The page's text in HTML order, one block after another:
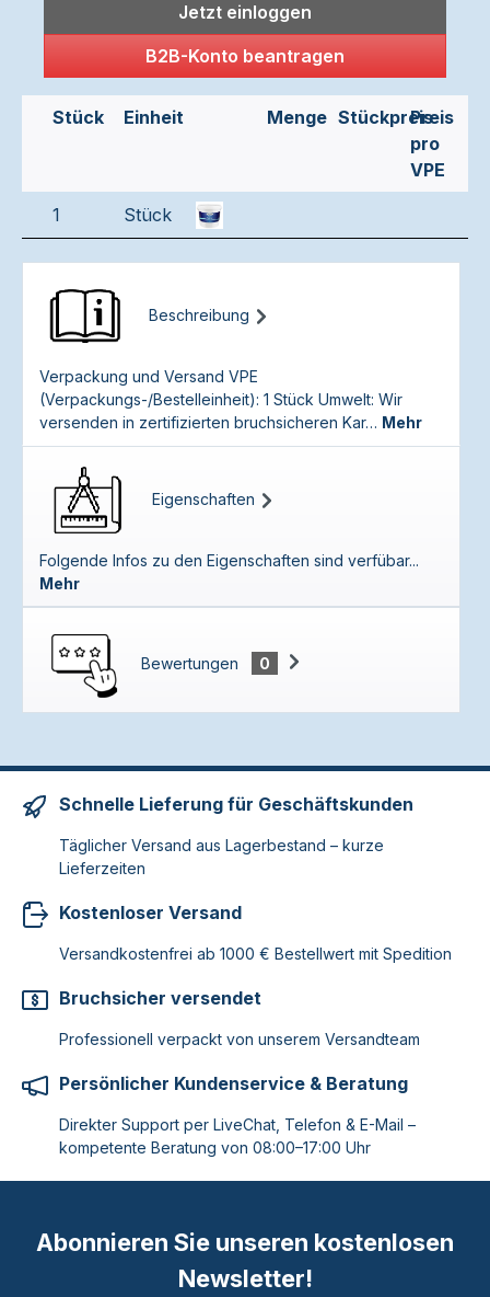
Jetzt einloggen
B2B-Konto beantragen
Stück Einheit Menge StückpreisPreis
pro
VPE
1 Stück
Beschreibung
Verpackung und Versand VPE
(Verpackungs-/Bestelleinheit): 1 Stück Umwelt: Wir
versenden in zertifizierten bruchsicheren Kar… Mehr
Eigenschaften
Folgende Infos zu den Eigenschaften sind verfübar...
Mehr
Bewertungen 0
Schnelle Lieferung für Geschäftskunden
Täglicher Versand aus Lagerbestand – kurze
Lieferzeiten
Kostenloser Versand
Versandkostenfrei ab 1000 € Bestellwert mit Spedition
Bruchsicher versendet
Professionell verpackt von unserem Versandteam
Persönlicher Kundenservice & Beratung
Direkter Support per LiveChat, Telefon & E-Mail –
kompetente Beratung von 08:00–17:00 Uhr
Abonnieren Sie unseren kostenlosen
Newsletter!